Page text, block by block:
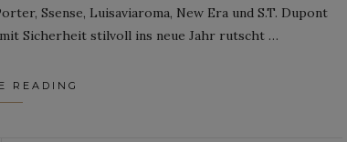
Ssense, Luisaviaroma, New Era und S.T. Dupont
Sicherheit stilvoll ins neue Jahr rutscht …
READING